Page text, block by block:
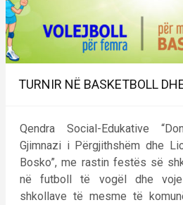
TURNIR NË BASKETBOLL
Qendra Social-Edukative
Gjimnazi i Përgjithshëm dhe
Bosko”, me rastin festës së
në futboll të vogël dhe
shkollave të mesme të